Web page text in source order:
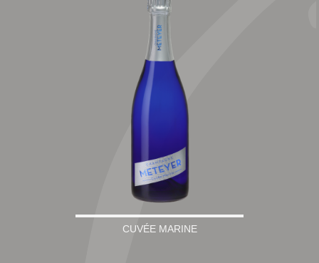
CUVÉE MARINE